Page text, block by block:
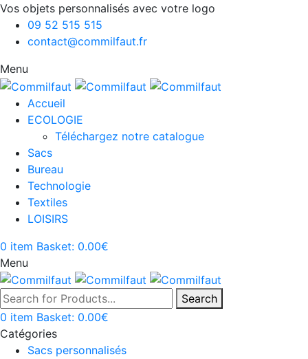
Vos objets personnalisés avec votre logo
09 52 515 515
contact@commilfaut.fr
Menu
Accueil
ECOLOGIE
Téléchargez notre catalogue
Sacs
Bureau
Technologie
Textiles
LOISIRS
0 item Basket: 0.00€
Menu
Search
0 item Basket: 0.00€
Catégories
Sacs personnalisés